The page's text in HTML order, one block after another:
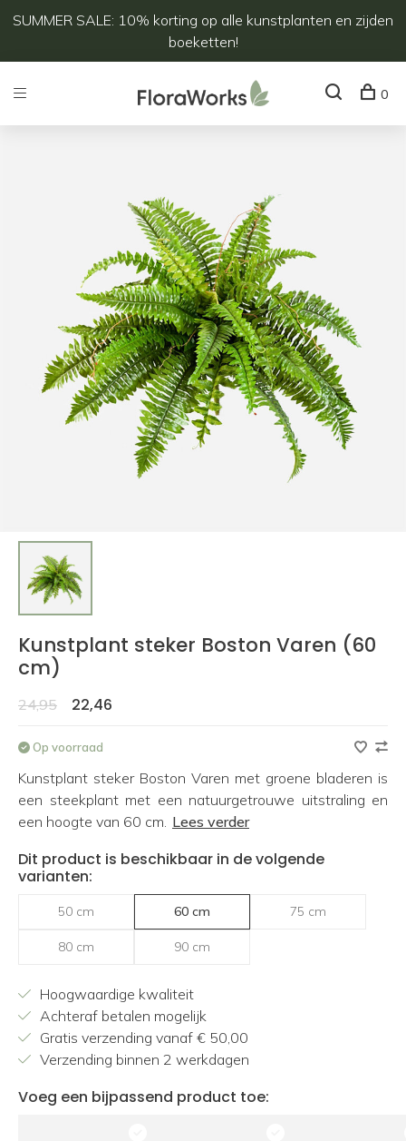
SUMMER SALE: 10% korting op alle kunstplanten en zijden
boeketten!
0
Kunstplant steker Boston Varen (60
cm)
24,95 22,46
Op voorraad
Kunstplant steker Boston Varen met groene bladeren is
een steekplant met een natuurgetrouwe uitstraling en
een hoogte van 60 cm. Lees verder
Dit product is beschikbaar in de volgende
varianten:
50 cm 60 cm 75 cm
80 cm 90 cm
Hoogwaardige kwaliteit
Achteraf betalen mogelijk
Gratis verzending vanaf € 50,00
Verzending binnen 2 werkdagen
Voeg een bijpassend product toe: